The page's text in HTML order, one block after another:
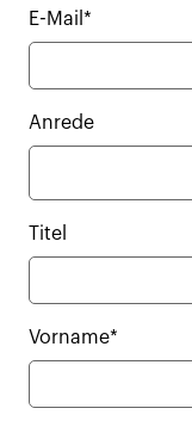
E-Mail*
Anrede
Titel
Vorname*